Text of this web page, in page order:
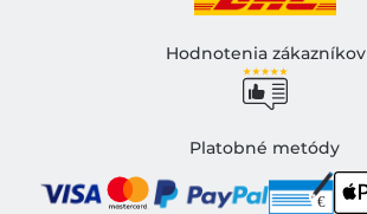
Hodnotenia zákazníkov
Platobné metódy